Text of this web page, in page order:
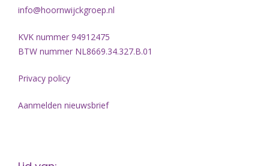
info@hoornwijckgroep.nl
KVK nummer 94912475
BTW nummer NL8669.34.327.B.01
Privacy policy
Aanmelden nieuwsbrief